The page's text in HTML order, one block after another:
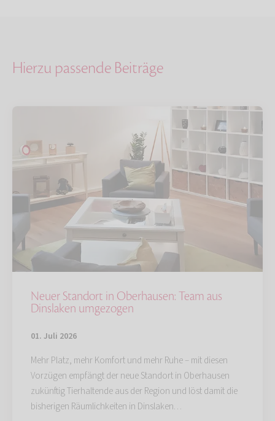
Hierzu passende Beiträge
Neuer Standort in Oberhausen: Team aus
Dinslaken umgezogen
01. Juli 2026
Mehr Platz, mehr Komfort und mehr Ruhe – mit diesen
Vorzügen empfängt der neue Standort in Oberhausen
zukünftig Tierhaltende aus der Region und löst damit die
bisherigen Räumlichkeiten in Dinslaken…